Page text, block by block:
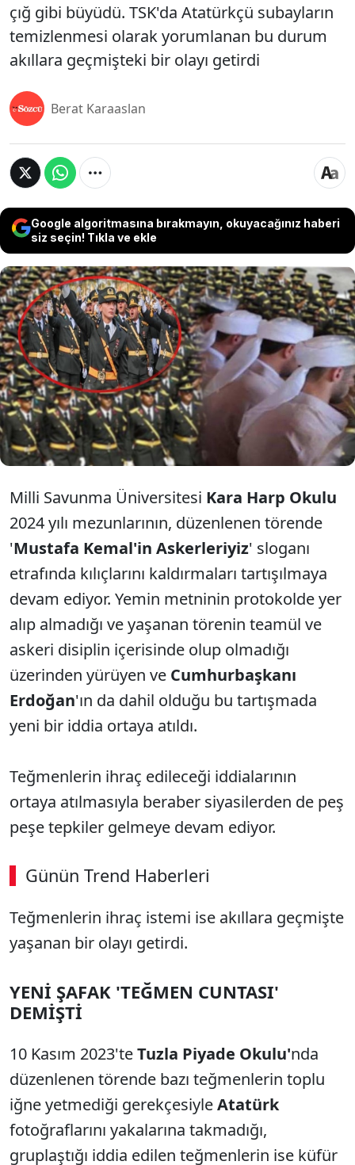
çığ gibi büyüdü. TSK'da Atatürkçü subayların
temizlenmesi olarak yorumlanan bu durum
akıllara geçmişteki bir olayı getirdi
Berat Karaaslan
Google algoritmasına bırakmayın, okuyacağınız haberi
siz seçin! Tıkla ve ekle
Kara Harp Okulu mezuniyetinde Mustafa
Kemal'in Askerleriyiz diyen teğmenler hakkında
ihraç edileceği iddialarının kamuoyuna
yansımasının ardından tepkiler çığ gibi büyüdü.
TSK'da Atatürkçü subayların temizlenmesi olarak
yorumlanan bu durum akıllara geçmişteki bir
olayı getirdi
Milli Savunma Üniversitesi Kara Harp Okulu
2024 yılı mezunlarının, düzenlenen törende
'Mustafa Kemal'in Askerleriyiz' sloganı
etrafında kılıçlarını kaldırmaları tartışılmaya
devam ediyor. Yemin metninin protokolde yer
alıp almadığı ve yaşanan törenin teamül ve
askeri disiplin içerisinde olup olmadığı
üzerinden yürüyen ve Cumhurbaşkanı
Erdoğan'ın da dahil olduğu bu tartışmada
yeni bir iddia ortaya atıldı.
Teğmenlerin ihraç edileceği iddialarının
ortaya atılmasıyla beraber siyasilerden de peş
peşe tepkiler gelmeye devam ediyor.
Günün Trend Haberleri
SÖZCÜ SON DAKİKA
Teğmenlerin ihraç istemi ise akıllara geçmişte
yaşanan bir olayı getirdi.
YENİ ŞAFAK 'TEĞMEN CUNTASI'
DEMİŞTİ
10 Kasım 2023'teTuzla Piyade Okulu'nda
düzenlenen törende bazı teğmenlerin toplu
iğne yetmediği gerekçesiyleAtatürk
fotoğraflarını yakalarına takmadığı,
gruplaştığı iddia edilen teğmenlerin ise küfür